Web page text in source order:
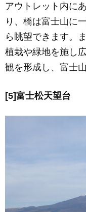
アウトレット内に
り、橋は富士山に
ら眺望できます。
植栽や緑地を施し
観を形成し、富士
[5]富士松天望台